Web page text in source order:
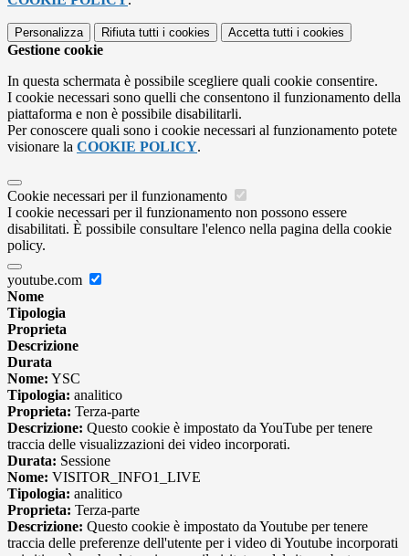
Personalizza Rifiuta tutti i cookies Accetta tutti i cookies
Gestione cookie
In questa schermata è possibile scegliere quali cookie consentire.
I cookie necessari sono quelli che consentono il funzionamento della
piattaforma e non è possibile disabilitarli.
Per conoscere quali sono i cookie necessari al funzionamento potete
visionare la COOKIE POLICY.
Cookie necessari per il funzionamento
I cookie necessari per il funzionamento non possono essere
disabilitati. È possibile consultare l'elenco nella pagina della cookie
policy.
youtube.com
Nome
Tipologia
Proprieta
Descrizione
Durata
Nome: YSC
Tipologia: analitico
Proprieta: Terza-parte
Descrizione: Questo cookie è impostato da YouTube per tenere
traccia delle visualizzazioni dei video incorporati.
Durata: Sessione
Nome: VISITOR_INFO1_LIVE
Tipologia: analitico
Proprieta: Terza-parte
Descrizione: Questo cookie è impostato da Youtube per tenere
traccia delle preferenze dell'utente per i video di Youtube incorporati